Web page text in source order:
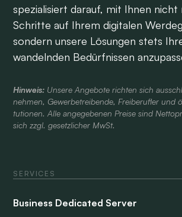
spezialisiert darauf, mit Ihnen
Schritte auf Ihrem digitalen
sondern unsere Lösungen stets
wandelnden Bedürfnissen
Hinweis: Unsere Angebote richten sich
nehmen, Gewerbe­treibende, Frei­berufler und
tutionen. Alle ange­gebenen Preise sind
sich zzgl. gesetzlicher MwSt.
SERVICES
Business Dedicated Server